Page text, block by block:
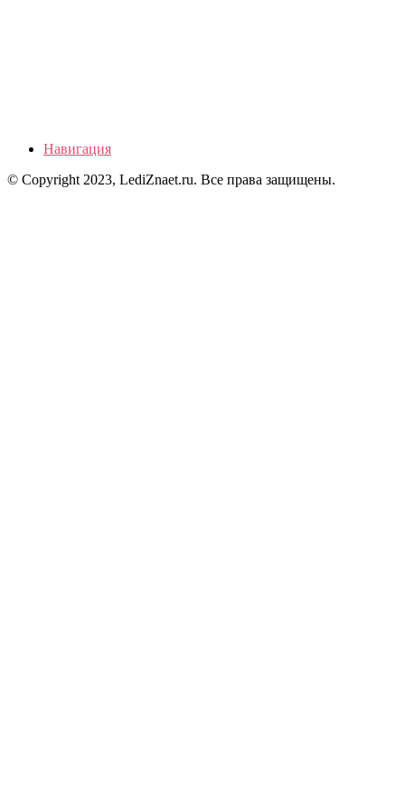
Навигация
© Copyright 2023, LediZnaet.ru. Все права защищены.